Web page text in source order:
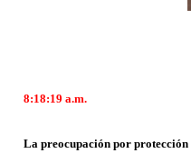
8:18:19 a.m.
La preocupación por protección